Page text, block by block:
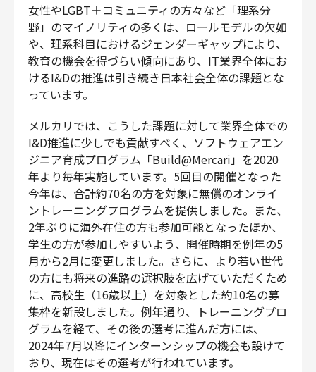
女性やLGBT＋コミュニティの方々など「理系分
野」のマイノリティの多くは、ロールモデルの欠如
や、理系科目におけるジェンダーギャップにより、
教育の機会を得づらい傾向にあり、IT業界全体にお
けるI&Dの推進は引き続き日本社会全体の課題とな
っています。
メルカリでは、こうした課題に対して業界全体での
I&D推進に少しでも貢献すべく、ソフトウェアエン
ジニア育成プログラム「Build@Mercari」を2020
年より毎年実施しています。5回目の開催となった
今年は、合計約70名の方を対象に無償のオンライ
ントレーニングプログラムを提供しました。また、
2年ぶりに海外在住の方も参加可能となったほか、
学生の方が参加しやすいよう、開催時期を例年の5
月から2月に変更しました。さらに、より若い世代
の方にも将来の進路の選択肢を広げていただくため
に、高校生（16歳以上）を対象とした約10名の募
集枠を新設しました。例年通り、トレーニングプロ
グラムを経て、その後の選考に進んだ方には、
2024年7月以降にインターンシップの機会も設けて
おり、現在はその選考が行われています。